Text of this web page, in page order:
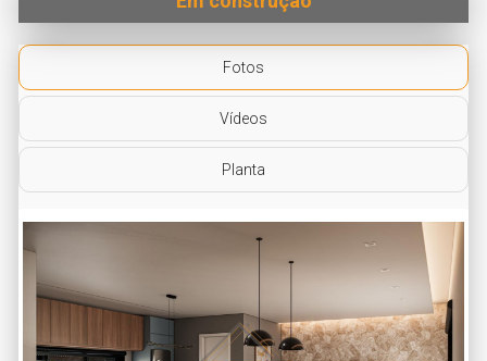
Fotos
Vídeos
Planta